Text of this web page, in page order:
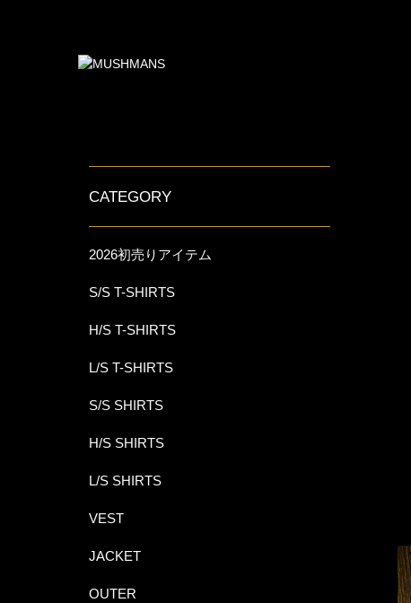
CATEGORY
2026初売りアイテム
S/S T-SHIRTS
H/S T-SHIRTS
L/S T-SHIRTS
S/S SHIRTS
H/S SHIRTS
L/S SHIRTS
VEST
JACKET
OUTER